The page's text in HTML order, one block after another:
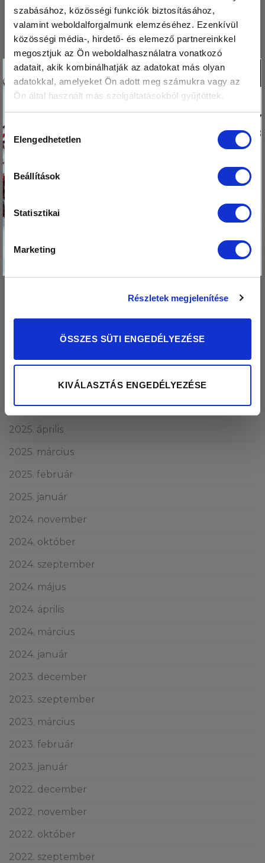
szabásához, közösségi funkciók biztosításához,
valamint weboldalforgalmunk elemzéséhez. Ezenkívül
közösségi média-, hirdető- és elemező partnereinkkel
megosztjuk az Ön weboldalhasználatra vonatkozó
adatait, akik kombinálhatják az adatokat más olyan
adatokkal, amelyeket Ön adott meg számukra vagy az
Ön által használt más szolgáltatásokból gyűjtöttek.
Hozzájárulás
kiválasztása
Elengedhetetlen
Beállítások
Statisztikai
Marketing
Részletek megjelenítése
ÖSSZES SÜTI ENGEDÉLYEZÉSE
KIVÁLASZTÁS ENGEDÉLYEZÉSE
Kétféle puding – laktató, finom, egészséges
Mák tárolása – így csináld, hogy sokáig friss
maradjon!
ARCHÍVUM
2026. augusztus
2026. július
2026. május
2026. február
2025. november
2025. október
2025. szeptember
2025. augusztus
2025. május
2025. április
2025. március
2025. február
2025. január
2024. november
2024. október
2024. szeptember
2024. május
2024. április
2024. március
2024. január
2023. december
2023. szeptember
2023. március
2023. február
2023. január
2022. december
2022. november
2022. október
2022. szeptember
Tedd a kosaradba
nehogy itt
felejtsd!
Köszönjük,hogy
olvasod a blogunkat!
Ezért
megajándékozunk egy
kis csomag hibiszkusz
virág teával!